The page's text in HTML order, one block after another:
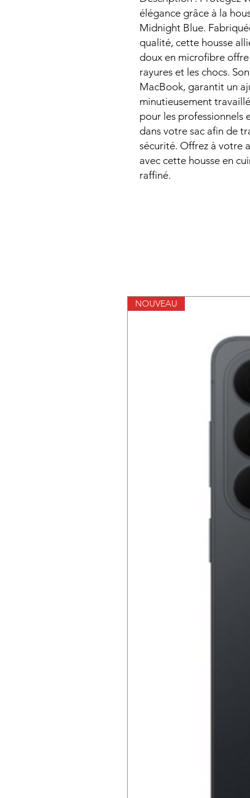
élégance grâce à la
Midnight Blue.
qualité, cette housse
doux en microfibre
rayures et les chocs.
MacBook, garantit un
minutieusement
pour les professionnels
dans votre sac afin de
sécurité. Offrez à votre
avec cette housse en
raffiné.
NOUVEAU